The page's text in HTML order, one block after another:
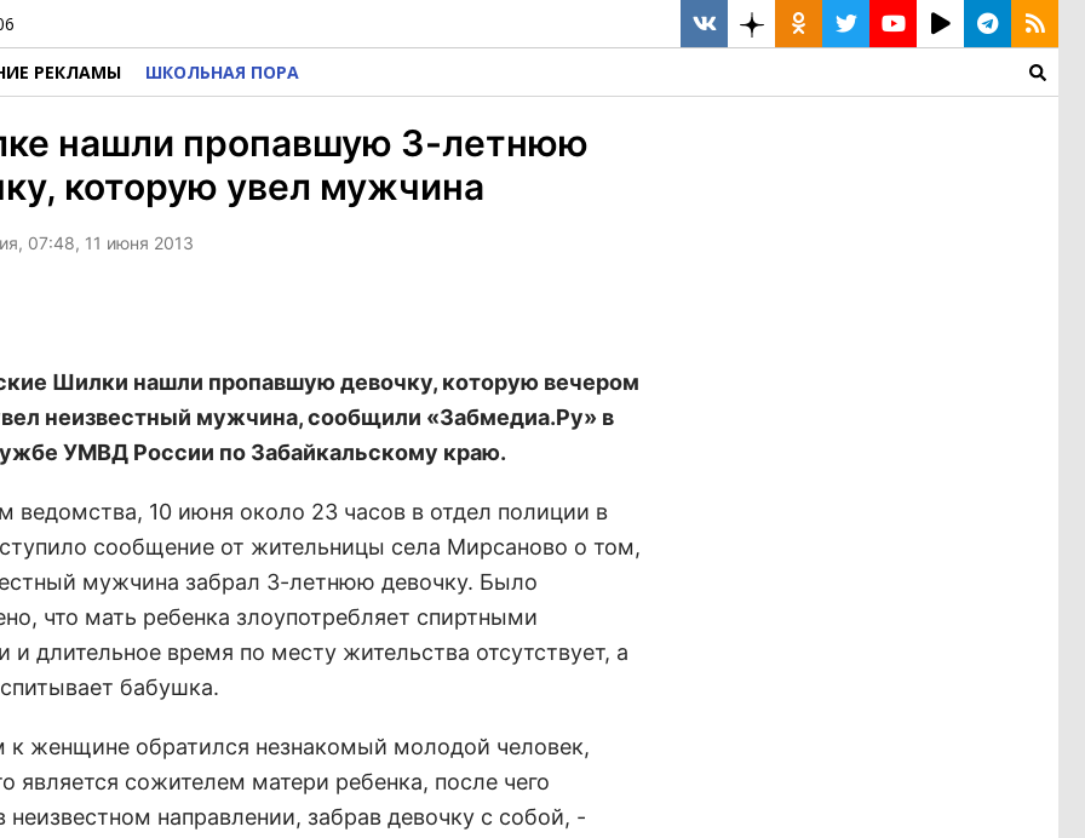
РЕКЛАМЫ ШКОЛЬНАЯ ПОРА
нашли пропавшую 3-летнюю
которую увел мужчина
07:48, 11 июня 2013
Шилки нашли пропавшую девочку, которую вечером
неизвестный мужчина, сообщили «Забмедиа.Ру» в
УМВД России по Забайкальскому краю.
ведомства, 10 июня около 23 часов в отдел полиции в
сообщение от жительницы села Мирсаново о том,
мужчина забрал 3-летнюю девочку. Было
что мать ребенка злоупотребляет спиртными
и длительное время по месту жительства отсутствует, а
бабушка.
к женщине обратился незнакомый молодой человек,
является сожителем матери ребенка, после чего
неизвестном направлении, забрав девочку с собой, -